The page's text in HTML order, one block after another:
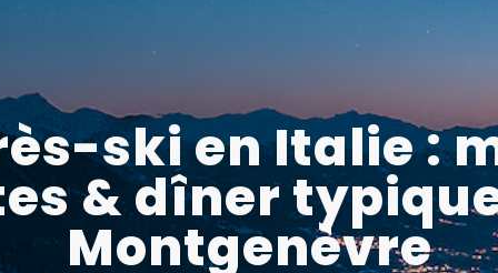
LES
dès
élèves
le
ski en Italie :
& dîner
Montgenèvre